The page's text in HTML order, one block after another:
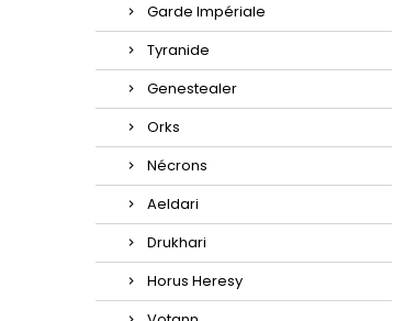
Garde Impériale
Tyranide
Genestealer
Orks
Nécrons
Aeldari
Drukhari
Horus Heresy